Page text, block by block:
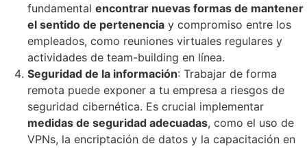
fundamental encontrar nuevas formas de mantener
el sentido de pertenencia y compromiso entre los
empleados, como reuniones virtuales regulares y
actividades de team-building en línea.
Seguridad de la información: Trabajar de forma
remota puede exponer a tu empresa a riesgos de
seguridad cibernética. Es crucial implementar
medidas de seguridad adecuadas, como el uso de
VPNs, la encriptación de datos y la capacitación en